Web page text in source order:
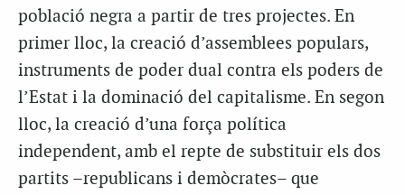
població negra a partir de tres projectes. En
primer lloc, la creació d’assemblees populars,
instruments de poder dual contra els poders de
l’Estat i la dominació del capitalisme. En segon
lloc, la creació d’una força política
independent, amb el repte de substituir els dos
partits –republicans i demòcrates– que